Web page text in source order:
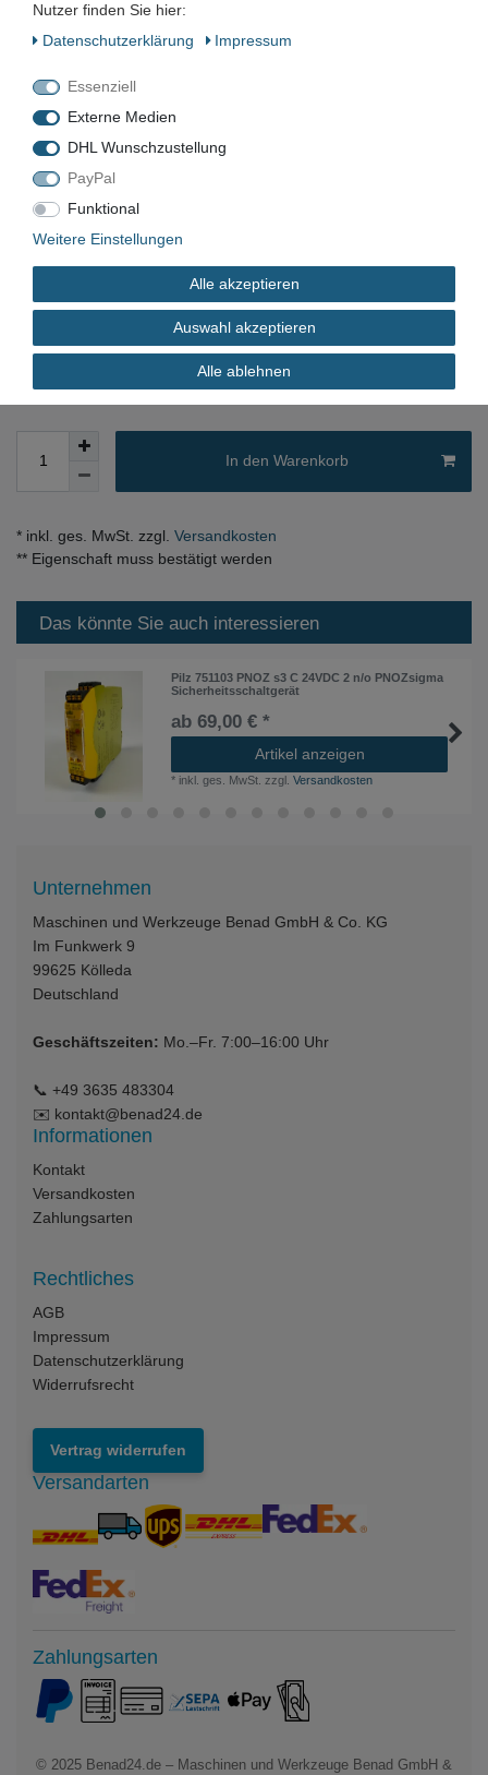
VN-111
Neu
2,49 EUR
Inhalt Stück
sofort verfügbar
In den Warenkorb
* inkl. ges. MwSt. zzgl. Versandkosten
** Eigenschaft muss bestätigt werden
Das könnte Sie auch interessieren
Pilz 751103 PNOZ s3 C 24VDC 2 n/o PNOZsigma
Sicherheitsschaltgerät
ab 69,00 € *
Artikel anzeigen
* inkl. ges. MwSt. zzgl.Versandkosten
Unternehmen
Maschinen und Werkzeuge Benad GmbH & Co. KG
Im Funkwerk 9
99625 Kölleda
Deutschland
Geschäftszeiten: Mo.–Fr. 7:00–16:00 Uhr
📞 +49 3635 483304
✉️ kontakt@benad24.de
Informationen
Kontakt
Versandkosten
Zahlungsarten
Rechtliches
AGB
Impressum
Datenschutzerklärung
Widerrufsrecht
Vertrag widerrufen
Versandarten
Zahlungsarten
© 2025 Benad24.de – Maschinen und Werkzeuge Benad GmbH &
Nutzer finden Sie hier:
Daten­schutz­erklärung
Impressum
Essenziell
Externe Medien
DHL Wunschzustellung
PayPal
Funktional
Weitere Einstellungen
Alle akzeptieren
Auswahl akzeptieren
Alle ablehnen